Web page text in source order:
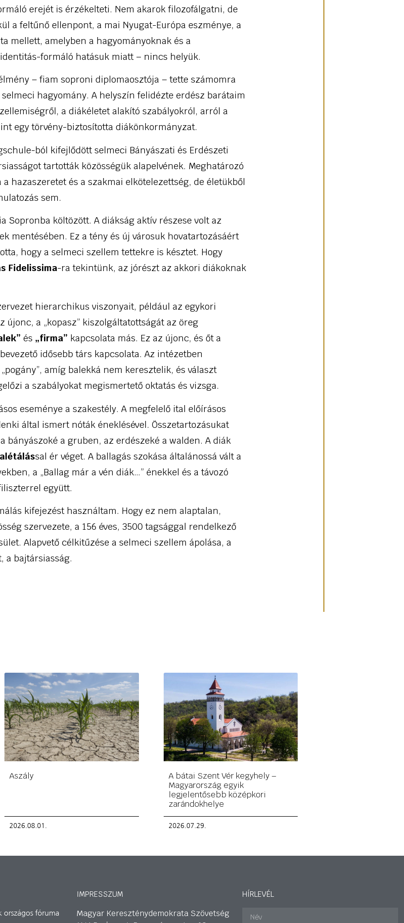
erejét is érzékelteti. Nem akarok filozofálgatni, de
a feltűnő ellenpont, a mai Nyugat-Európa eszménye, a
mellett, amelyben a hagyományoknak és a
formáló hatásuk miatt – nincs helyük.
– fiam soproni diplomaosztója – tette számomra
hagyomány. A helyszín felidézte erdész barátaim
a diákéletet alakító szabályokról, arról a
egy törvény-biztosította diákönkormányzat.
ból kifejlődött selmeci Bányászati és Erdészeti
tartották közösségük alapelvének. Meghatározó
hazaszeretet és a szakmai elkötelezettség, de életükből
sem.
Sopronba költözött. A diákság aktív részese volt az
mentésében. Ez a tény és új városuk hovatartozásáért
hogy a selmeci szellem tettekre is késztet. Hogy
Fidelissima-ra tekintünk, az jórészt az akkori diákoknak
hierarchikus viszonyait, például az egykori
újonc, a „kopasz” kiszolgáltatottságát az öreg
és „firma” kapcsolata más. Ez az újonc, és őt a
idősebb társ kapcsolata. Az intézetben
amíg balekká nem keresztelik, és választ
a szabályokat megismertető oktatás és vizsga.
eseménye a szakestély. A megfelelő ital előírásos
által ismert nóták éneklésével. Összetartozásukat
bányászoké a gruben, az erdészeké a walden. A diák
sal ér véget. A ballagás szokása általánossá vált a
a „Ballag már a vén diák…” énekkel és a távozó
együtt.
kifejezést használtam. Hogy ez nem alaptalan,
szervezete, a 156 éves, 3500 tagsággal rendelkező
Alapvető célkitűzése a selmeci szellem ápolása, a
a bajtársiasság.
Aszály
2026.08.01.
A bátai Szent Vér kegyhely –
Magyarország egyik
legjelentősebb középkori
zarándokhelye
2026.07.29.
országos fóruma
IMPRESSZUM
Magyar Kereszténydemokrata Szövetség
HÍRLEVÉL